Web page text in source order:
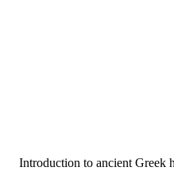
Introduction to ancient Greek